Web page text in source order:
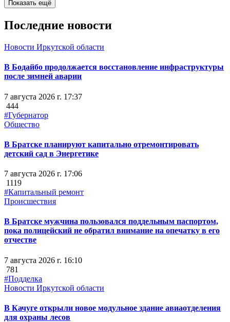
Показать ещё
Последние новости
Новости Иркутской области
В Бодайбо продолжается восстановление инфраструктуры
после зимней аварии
7 августа 2026 г. 17:37
444
#Губернатор
Общество
В Братске планируют капитально отремонтировать
детский сад в Энергетике
7 августа 2026 г. 17:06
1119
#Капитальный ремонт
Происшествия
В Братске мужчина пользовался поддельным паспортом,
пока полицейский не обратил внимание на опечатку в его
отчестве
7 августа 2026 г. 16:10
781
#Подделка
Новости Иркутской области
В Качуге открыли новое модульное здание авиаотделения
для охраны лесов